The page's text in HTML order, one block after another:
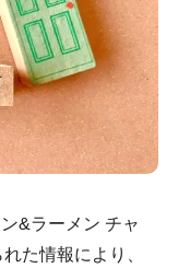
&ラーメン チャ
た情報により、